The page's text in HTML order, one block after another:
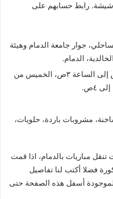
رابط حسابهم على
جوار جامعة الدمام وهيئة
الدمام.
أوقات العمل: من الساعة ٩ص إلى الساعة ٣ص، الخميس من
مشروبات باردة، حلويات،
مباريات بالدمام، اذا قمت
فضلا أكتب لنا تفاصيل
الموجودة أسفل هذه الصفحة حتى